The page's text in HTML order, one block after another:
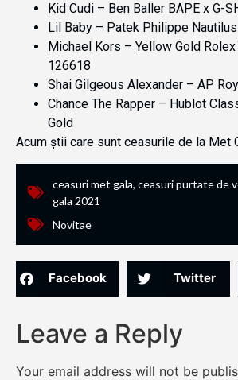
Kid Cudi – Ben Baller BAPE x G-
Lil Baby – Patek Philippe Nautilus
Michael Kors – Yellow Gold
126618
Shai Gilgeous Alexander – AP
Chance The Rapper – Hublot
Gold
Acum știi care sunt ceasurile de la Met
ceasuri met gala, ceasuri purtate de
gala 2021
Novitae
Facebook Twitter
Leave a Reply
Your email address will not be